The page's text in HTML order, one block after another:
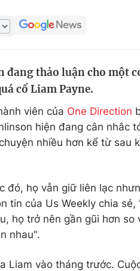
sinh
Thị
đang thảo luận cho một
cố Liam Payne.
viên của One Direction
hiện đang cân nhắc
nhiều hơn kể từ sau
đó, họ vẫn giữ liên lạc
tin của Us Weekly chia sẻ,
họ trở nên gần gũi hơn so
nhau".
Liam vào tháng trước.